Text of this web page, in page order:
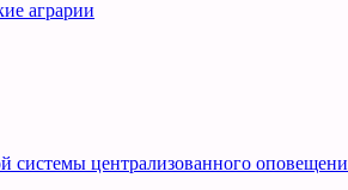
аграрии
системы централизованного